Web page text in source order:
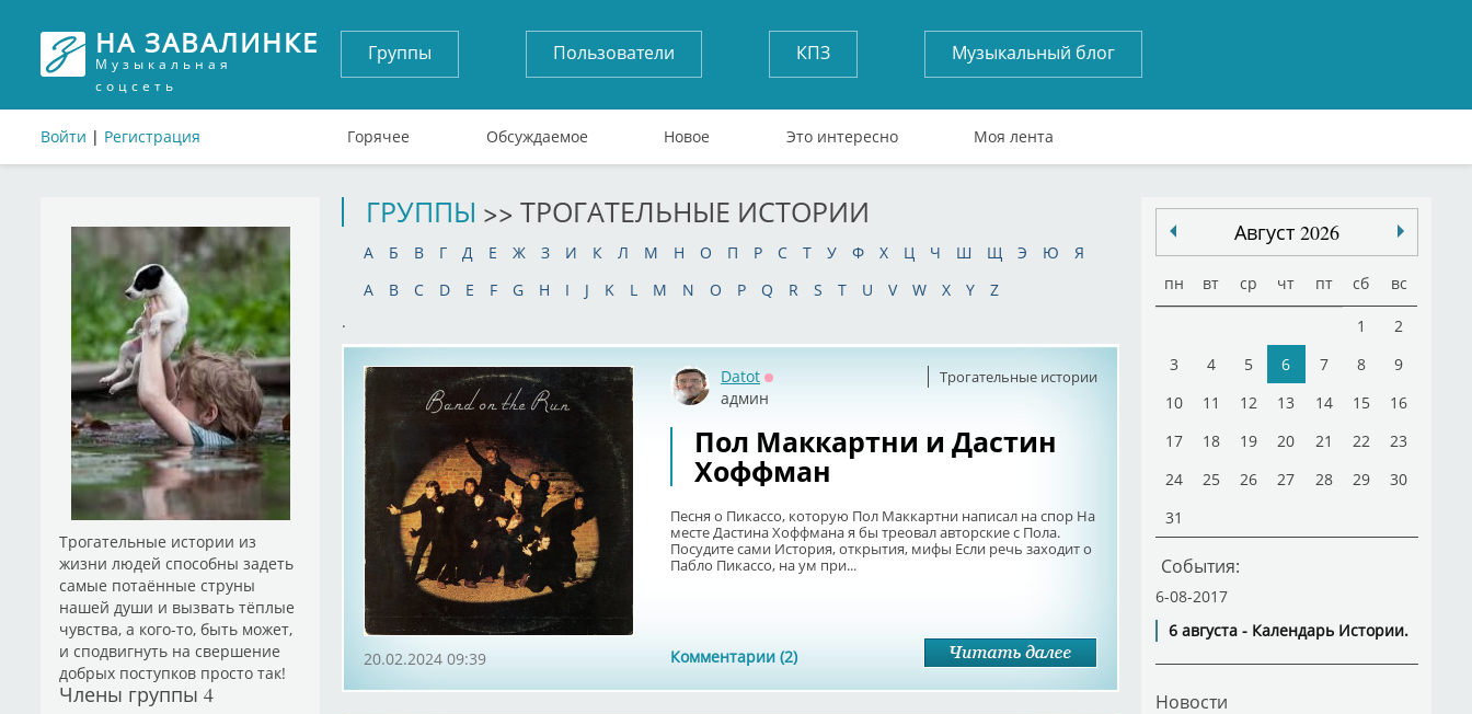
НА ЗАВАЛИНКЕ
Музыкальная
соцсеть
Войти | Регистрация
Группы Пользователи КПЗ Музыкальный блог
Горячее Обсуждаемое Новое Это интересно Моя лента
Трогательные истории из
жизни людей способны задеть
самые потаённые струны
нашей души и вызвать тёплые
чувства, а кого-то, быть может,
и сподвигнуть на свершение
добрых поступков просто так!
Члены группы 4
ГРУППЫ >> ТРОГАТЕЛЬНЫЕ ИСТОРИИ
А Б В Г Д Е Ж З И К Л М Н О П Р С Т У Ф Х Ц Ч Ш Щ Э Ю
Я
A
B C D E F G H I J K L M N O P Q R S T U V W X Y
Z
.
Трогательные истории
Datot
Оффлайн
админ
Пол Маккартни и Дастин
Хоффман
Песня о Пикассо, которую Пол Маккартни написал на спор На
месте Дастина Хоффмана я бы треовал авторские с Пола.
Посудите сами История, открытия, мифы Если речь заходит о
Пабло Пикассо, на ум при...
Комментарии (2)
20.02.2024 09:39
Август 2026
пн вт ср чт пт сб вс
1
2
3
4 5 6 7 8
9
10
11 12 13 14 15
16
17
18 19 20 21 22
23
24
25 26 27 28 29
30
31
События:
6-08-2017
6 августа - Календарь Истории.
Новости